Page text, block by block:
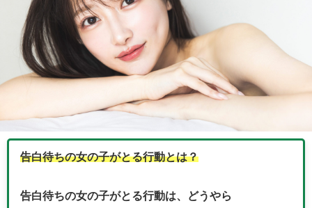
告白待ちの女の子がとる行動とは？
告白待ちの女の子がとる行動は、どうやら